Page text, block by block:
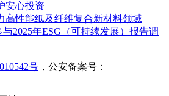
安心投资
高性能纸及纤维复合新材料领域
2025年ESG（可持续发展）报告调
号 ，公安备案号：